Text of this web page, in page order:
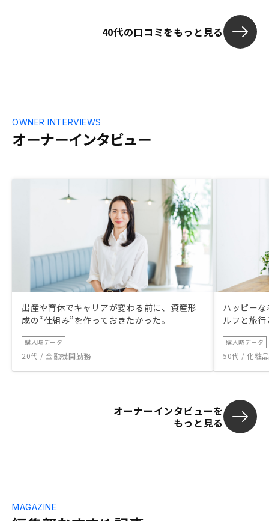
が、その辺の
いと感じまし
40代の口コミをもっと見る
オーナーインタビュー
OWNER INTERVIEWS
出産や育休でキャリアが変わる前に、資産形
成の“仕組み”を作っておきたかった。
購入時データ
20代 / 金融機関勤務
ハッピー
ルフと旅
購入時データ
50代 / 化粧
オーナーインタビューを
もっと見る
MAGAZINE